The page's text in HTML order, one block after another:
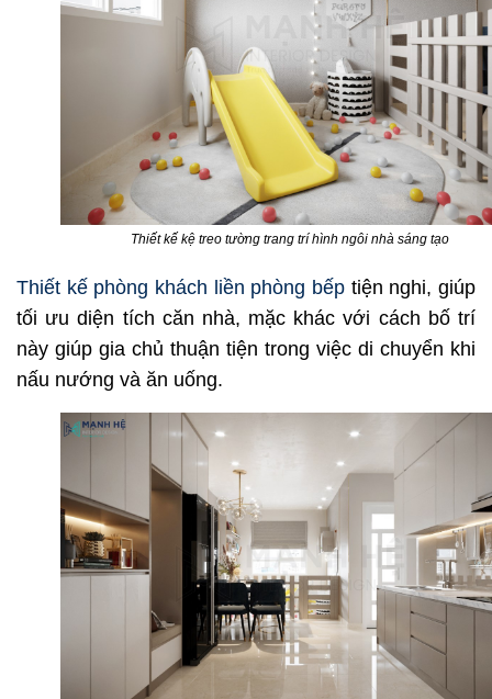
Thiết kế kệ treo tường trang trí hình ngôi nhà sáng tạo
Thiết kế phòng khách liền phòng bếp tiện nghi, giúp
tối ưu diện tích căn nhà, mặc khác với cách bố trí
này giúp gia chủ thuận tiện trong việc di chuyển khi
nấu nướng và ăn uống.